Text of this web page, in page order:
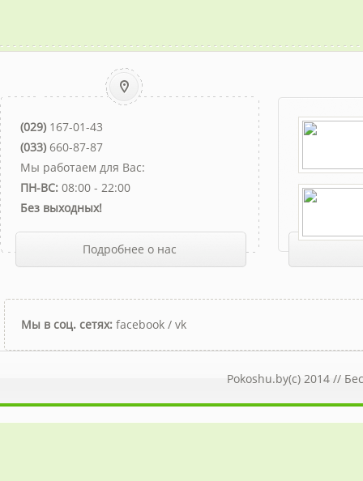
(029) 167-01-43
(033) 660-87-87
Мы работаем для Вас:
ПН-ВС: 08:00 - 22:00
Без выходных!
Подробнее о нас
Мы в соц. сетях: facebook / vk
Pokoshu.by(c) 2014 //